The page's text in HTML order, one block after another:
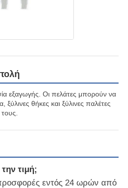
εξαγωγής. Οι πελάτες μπορούν να
ξύλινες θήκες και ξύλινες παλέτες
τιμή;
εντός 24 ωρών από